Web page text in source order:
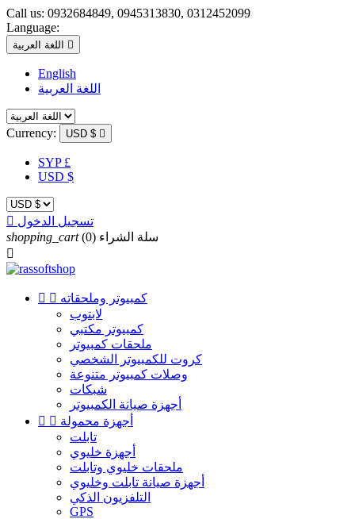
Call us: 0932684849, 0945313830, 0312452099
Language:
اللغة العربية 
English
اللغة العربية
Currency: USD $ 
SYP £
USD $
 تسجيل الدخول
shopping_cart
سلة الشراء (0)

  كمبيوتر وملحقاته
لابتوب
كمبيوتر مكتبي
ملحقات كمبيوتر
كروت للكمبيوتر الشخصي
وصلات كمبيوتر متنوعة
شبكات
أجهزة صيانة الكمبيوتر
  أجهزة محمولة
تابلت
أجهزة خليوي
ملحقات خليوي وتابلت
أجهزة صيانة تابلت وخليوي
التلفزيون الذكي
GPS